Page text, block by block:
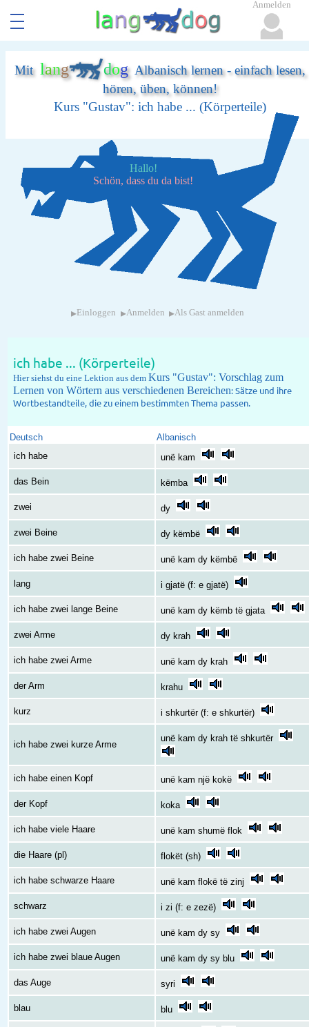
Mit lang dogAlbanisch lernen - einfach lesen,
hören, üben, können!
Kurs "Gustav": ich habe ... (Körperteile)
Hallo!
Schön, dass du da bist!
▸ Einloggen ▸Anmelden ▸Als Gast anmelden
ich habe ... (Körperteile)
Hier siehst du eine Lektion aus dem Kurs "Gustav": Vorschlag zum
Lernen von Wörtern aus verschiedenen Bereichen: Sätze und ihre
Wortbestandteile, die zu einem bestimmten Thema passen.
Deutsch
Albanisch
ich habe
unë kam
das Bein këmba
zwei dy
zwei Beine dy këmbë
ich habe zwei Beine unë kam dy këmbë
lang i gjatë (f: e gjatë)
ich habe zwei lange Beine unë kam dy këmb të gjata
zwei Arme dy krah
ich habe zwei Arme unë kam dy krah
der Arm krahu
kurz i shkurtër (f: e shkurtër)
ich habe zwei kurze Arme
unë kam dy krah të shkurtër
ich habe einen Kopf unë kam një kokë
der Kopf koka
ich habe viele Haare unë kam shumë flok
die Haare (pl) flokët (sh)
ich habe schwarze Haare unë kam flokë të zinj
schwarz i zi (f: e zezë)
ich habe zwei Augen unë kam dy sy
ich habe zwei blaue Augen unë kam dy sy blu
das Auge syri
blau blu
Anmelden